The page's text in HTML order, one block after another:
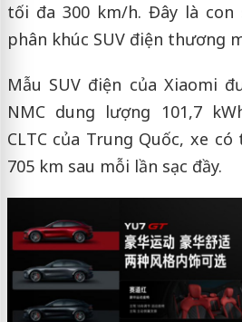
tối đa 300 km/h. Đây là
phân khúc SUV điện thương
Mẫu SUV điện của Xiaomi
NMC dung lượng 101,7
CLTC của Trung Quốc, xe
705 km sau mỗi lần sạc đầy.